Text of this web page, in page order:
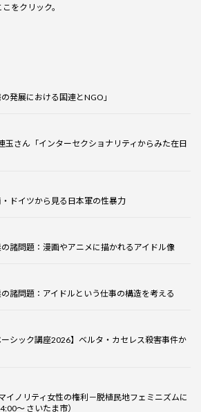
こをクリック。
発展における国連とNGO」
玉さん「インターセクショナリティからみた在日
ドイツから見る日本軍の性暴力
諸問題：漫画やアニメに描かれるアイドル像
諸問題：アイドルという仕事の構造を考える
ーシック講座2026】ベルタ・カセレス殺害事件か
イノリティ女性の権利－脱植民地フェミニズムに
～ さいたま市）